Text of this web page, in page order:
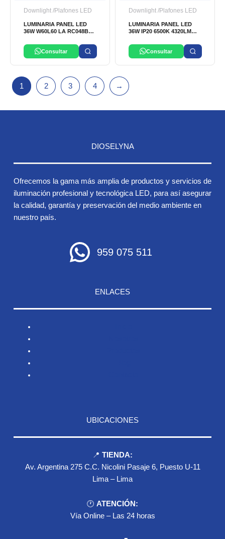
Downlight /Plafones LED
LUMINARIA PANEL LED
36W W60L60 LA RC048B
LUMINES) PHILIPS
Consultar
Downlight /Plafones LED
LUMINARIA PANEL LED
36W IP20 6500K 4320LM
Consultar
1 2 3 4 →
DIOSELYNA
Ofrecemos la gama más amplia de productos y servicios de
iluminación profesional y tecnológica LED, para así asegurar
la calidad, garantía y preservación del medio ambiente en
nuestro país.
959 075 511
ENLACES
UBICACIONES
📍 TIENDA:
Av. Argentina 275 C.C. Nicolini Pasaje 6, Puesto U-11
Lima – Lima
🕐 ATENCIÓN:
Vía Online – Las 24 horas